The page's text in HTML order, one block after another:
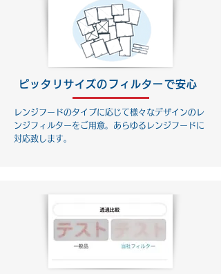
ピッタリサイズのフィルターで安心
レンジフードのタイプに応じて様々なデザインのレ
ンジフィルターをご用意。あらゆるレンジフードに
対応致します。